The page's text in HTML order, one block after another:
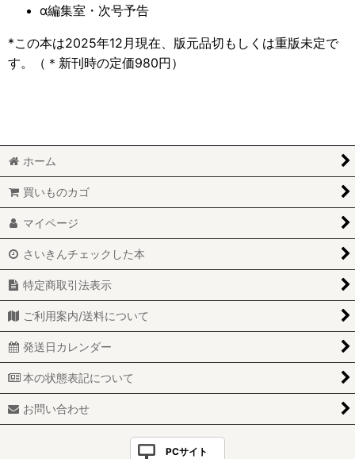
α編集室・次号予告
*この本は2025年12月現在、版元品切もしくは重版未定で
す。
（＊新刊時の定価980円）
ホーム
買いものカゴ
マイページ
さいきんチェックした本
特定商取引法表示
ご利用案内/送料について
発送日カレンダー
本の状態表記について
お問い合わせ
PCサイト